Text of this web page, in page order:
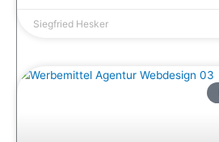
Siegfried Hesker